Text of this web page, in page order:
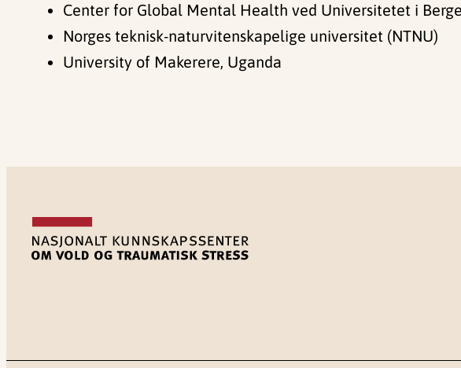
Center for Global Mental Health ved Universitetet i
Norges teknisk-naturvitenskapelige universitet (NTNU)
University of Makerere, Uganda